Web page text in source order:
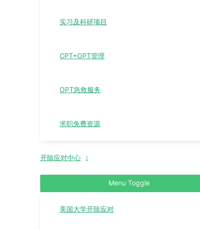
实习及科研项目
CPT+OPT管理
OPT急救服务
求职免费资源
开除应对中心
Menu Toggle
美国大学开除应对